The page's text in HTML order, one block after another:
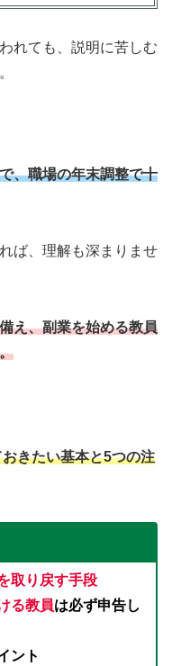
れても、説明に苦しむ
、職場の年末調整で十
ば、理解も深まりませ
え、副業を始める教員
きたい基本と5つの注
取り戻す手段
る教員は必ず申告し
ント